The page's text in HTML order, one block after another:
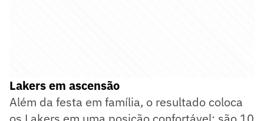
Lakers em ascensão
Além da festa em família, o resultado coloca